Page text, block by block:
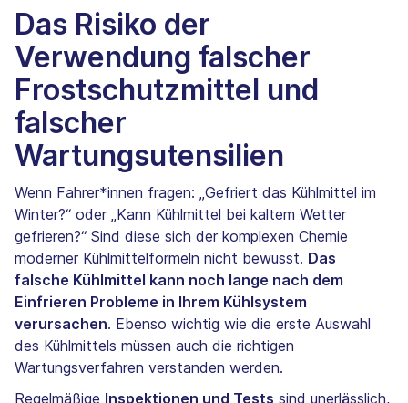
Das Risiko der
Verwendung falscher
Frostschutzmittel und
falscher
Wartungsutensilien
Wenn Fahrer*innen fragen: „Gefriert das Kühlmittel im
Winter?“ oder „Kann Kühlmittel bei kaltem Wetter
gefrieren?“ Sind diese sich der komplexen Chemie
moderner Kühlmittelformeln nicht bewusst. Das
falsche Kühlmittel kann noch lange nach dem
Einfrieren Probleme in Ihrem Kühlsystem
verursachen. Ebenso wichtig wie die erste Auswahl
des Kühlmittels müssen auch die richtigen
Wartungsverfahren verstanden werden.
Regelmäßige Inspektionen und Tests sind unerlässlich,